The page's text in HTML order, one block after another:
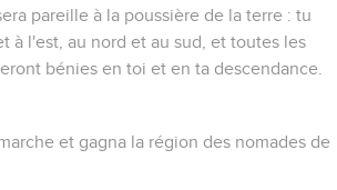
pareille à la poussière de la terre : tu
à l'est, au nord et au sud, et toutes les
bénies en toi et en ta descendance.
et gagna la région des nomades de